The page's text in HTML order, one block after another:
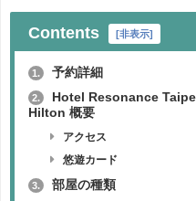
Contents [非表示]
1. 予約詳細
2.
Hotel Resonance
Hilton 概要
アクセス
悠遊カード
3. 部屋の種類